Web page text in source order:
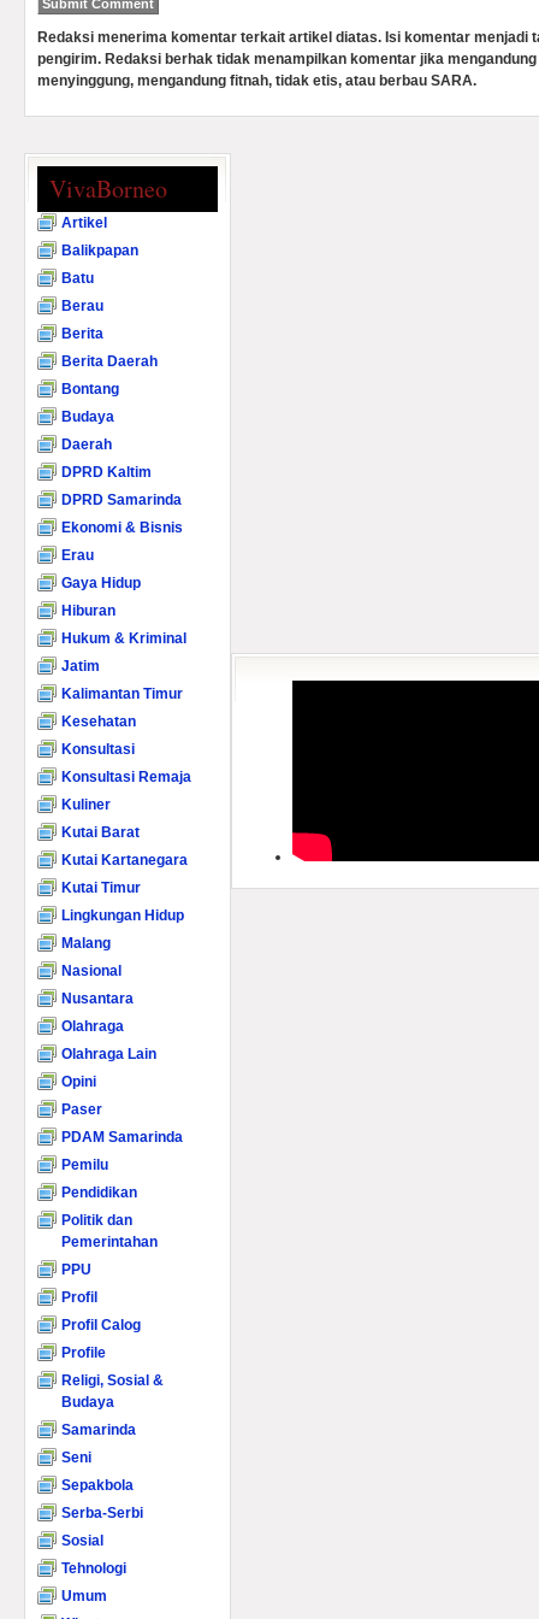
Redaksi menerima komentar terkait artikel diatas. Isi komentar menjadi
pengirim. Redaksi berhak tidak menampilkan komentar jika
menyinggung, mengandung fitnah, tidak etis, atau berbau SARA.
VivaBorneo
Artikel
Balikpapan
Batu
Berau
Berita
Berita Daerah
Bontang
Budaya
Daerah
DPRD Kaltim
DPRD Samarinda
Ekonomi & Bisnis
Erau
Gaya Hidup
Hiburan
Hukum & Kriminal
Jatim
Kalimantan Timur
Kesehatan
Konsultasi
Konsultasi Remaja
Kuliner
Kutai Barat
Kutai Kartanegara
Kutai Timur
Lingkungan Hidup
Malang
Nasional
Nusantara
Olahraga
Olahraga Lain
Opini
Paser
PDAM Samarinda
Pemilu
Pendidikan
Politik dan
Pemerintahan
PPU
Profil
Profil Calog
Profile
Religi, Sosial &
Budaya
Samarinda
Seni
Sepakbola
Serba-Serbi
Sosial
Tehnologi
Umum